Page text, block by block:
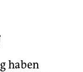
haben